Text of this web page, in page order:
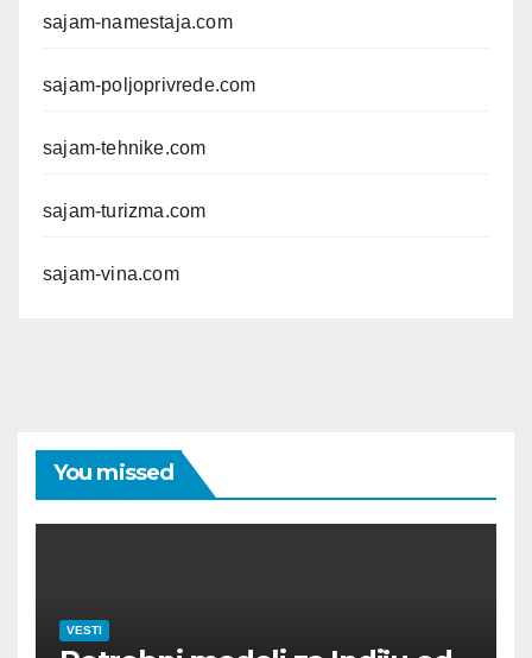
sajam-namestaja.com
sajam-poljoprivrede.com
sajam-tehnike.com
sajam-turizma.com
sajam-vina.com
You missed
VESTI